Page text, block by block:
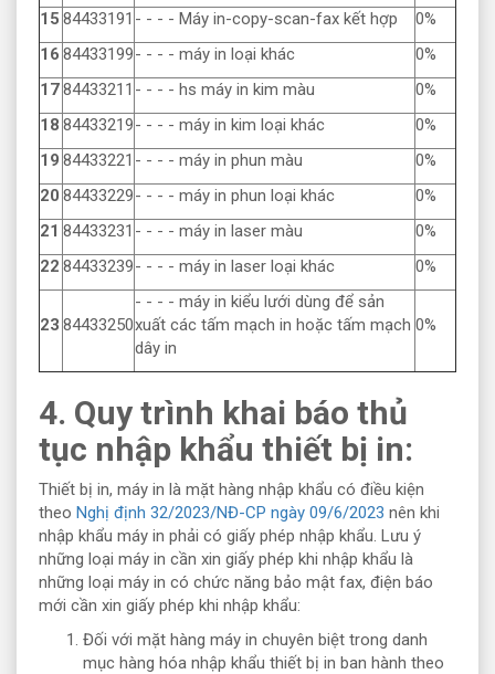
15 84433191 - - - - Máy in-copy-scan-fax kết hợp
0%
16 84433199- - - - máy in loại khác
0%
1784433211 - - - - hs máy in kim màu
0%
18 84433219- - - - máy in kim loại khác
0%
19 84433221 - - - - máy in phun màu
0%
20 84433229- - - - máy in phun loại khác
0%
21 84433231 - - - - máy in laser màu
0%
22 84433239- - - - máy in laser loại khác 0%
23 84433250
- - - - máy in kiểu lưới dùng để sản
xuất các tấm mạch in hoặc tấm mạch
dây in
0%
4. Quy trình khai báo thủ
tục nhập khẩu thiết bị in:
Thiết bị in, máy in là mặt hàng nhập khẩu có điều kiện
theo Nghị định 32/2023/NĐ-CP ngày 09/6/2023 nên khi
nhập khẩu máy in phải có giấy phép nhập khẩu. Lưu ý
những loại máy in cần xin giấy phép khi nhập khẩu là
những loại máy in có chức năng bảo mật fax, điện báo
mới cần xin giấy phép khi nhập khẩu:
Đối với mặt hàng máy in chuyên biệt trong danh
mục hàng hóa nhập khẩu thiết bị in ban hành theo